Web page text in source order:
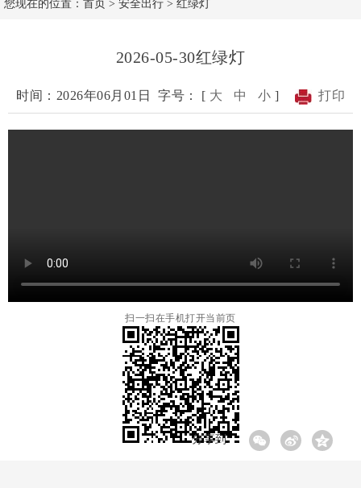
您现在的位置： 首页 > 安全出行 > 红绿灯
2026-05-30红绿灯
时间：2026年06月01日 字号： [ 大 中 小 ] 打印
扫一扫在手机打开当前页
分享到: